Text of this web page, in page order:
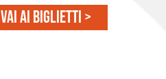
Vai ai biglietti >